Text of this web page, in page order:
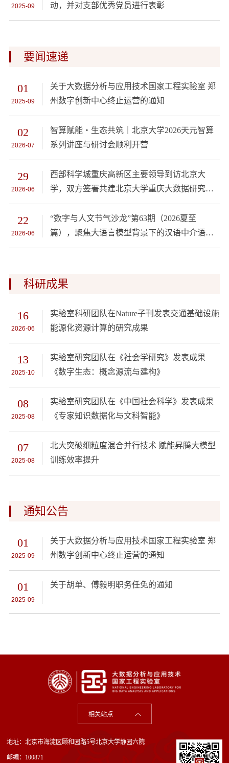
2025-09
动，并对支部优秀党员进行表彰
要闻速递
01
2025-09
关于大数据分析与应用技术国家工程实验室 郑
州数字创新中心终止运营的通知
02
2026-07
智算赋能・生态共筑｜北京大学2026天元智算
系列讲座与研讨会顺利开营
29
2026-06
西部科学城重庆高新区主要领导到访北京大
学，双方签署共建北京大学重庆大数据研究院
二期合作协议
22
2026-06
“数字与人文节气沙龙”第63期（2026夏至
篇），聚焦大语言模型背景下的汉语中介语语
料库平台建设
科研成果
16
2026-06
实验室科研团队在Nature子刊发表交通基础设施
能源化资源计算的研究成果
13
2025-10
实验室研究团队在《社会学研究》发表成果
《数字生态：概念源流与建构》
08
2025-08
实验室研究团队在《中国社会科学》发表成果
《专家知识数据化与文科智能》
07
2025-08
北大突破细粒度混合并行技术 赋能昇腾大模型
训练效率提升
通知公告
01
2025-09
关于大数据分析与应用技术国家工程实验室 郑
州数字创新中心终止运营的通知
01
2025-09
关于胡单、傅毅明职务任免的通知
相关站点
地址：北京市海淀区颐和园路5号北京大学静园六院
邮编：100871